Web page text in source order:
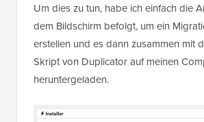
Um dies zu tun, habe ich einfach die
dem Bildschirm befolgt, um ein
erstellen und es dann zusammen mit
Skript von Duplicator auf meinen
heruntergeladen.